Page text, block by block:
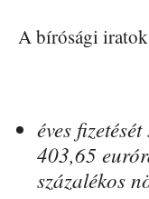
A bírósági
éves
403,65
százalékos